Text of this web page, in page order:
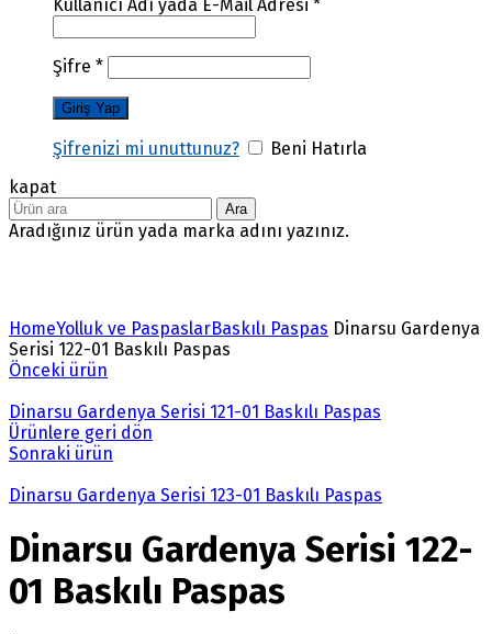
Kullanıcı Adı yada E-Mail Adresi *
Şifre *
Şifrenizi mi unuttunuz?
Beni Hatırla
kapat
Ara
Aradığınız ürün yada marka adını yazınız.
HomeYolluk ve PaspaslarBaskılı Paspas Dinarsu Gardenya
Serisi 122-01 Baskılı Paspas
Önceki ürün
Dinarsu Gardenya Serisi 121-01 Baskılı Paspas
Ürünlere geri dön
Sonraki ürün
Dinarsu Gardenya Serisi 123-01 Baskılı Paspas
Dinarsu Gardenya Serisi 122-
01 Baskılı Paspas